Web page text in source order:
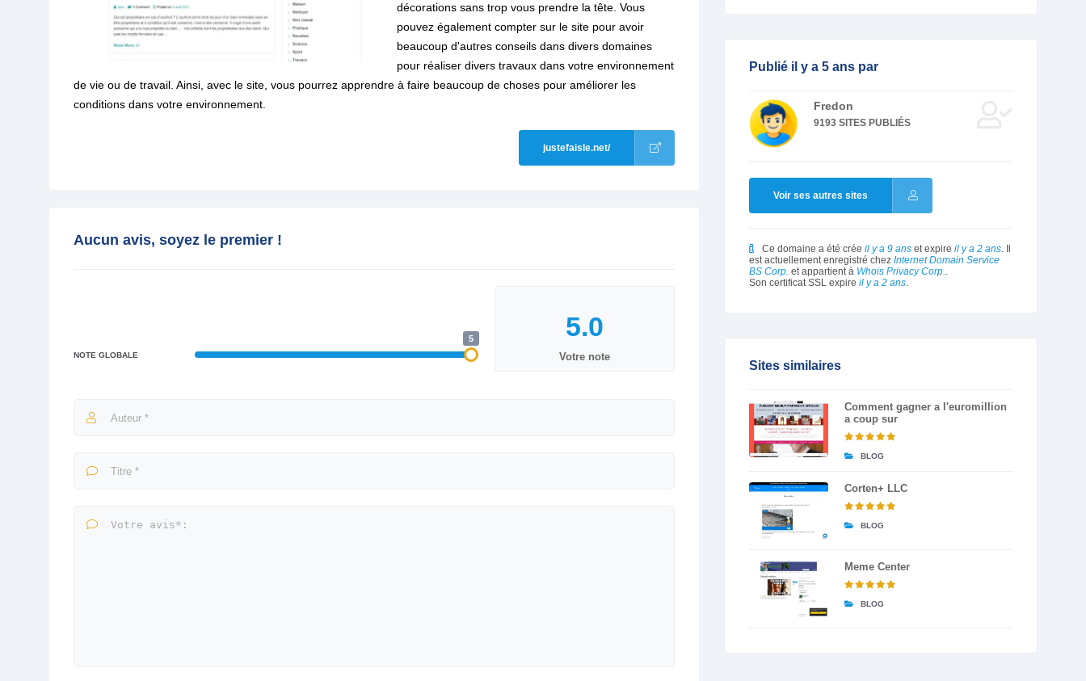
décorations sans trop vous prendre la tête. Vous
pouvez également compter sur le site pour avoir
beaucoup d'autres conseils dans divers domaines
pour réaliser divers travaux dans votre environnement
de vie ou de travail. Ainsi, avec le site, vous pourrez apprendre à faire beaucoup de choses pour améliorer les
conditions dans votre environnement.
justefaisle.net/
Aucun avis, soyez le premier !
NOTE GLOBALE
5
Votre note
Publié il y a 5 ans par
Fredon
9193 SITES PUBLIÉS
Voir ses autres sites
Ce domaine a été crée il y a 9 ans et expire il y a 2 ans. Il
est actuellement enregistré chez Internet Domain Service
BS Corp. et appartient à Whois Privacy Corp..
Son certificat SSL expire il y a 2 ans.
Sites similaires
Comment gagner a l'euromillion
a coup sur
BLOG
Corten+ LLC
BLOG
Meme Center
BLOG